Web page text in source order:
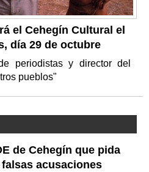
el Cehegín Cultural el
día 29 de octubre
periodistas y director del
pueblos"
de Cehegín que pida
acusaciones